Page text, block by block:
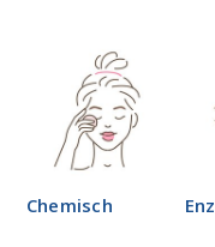
Chemisch